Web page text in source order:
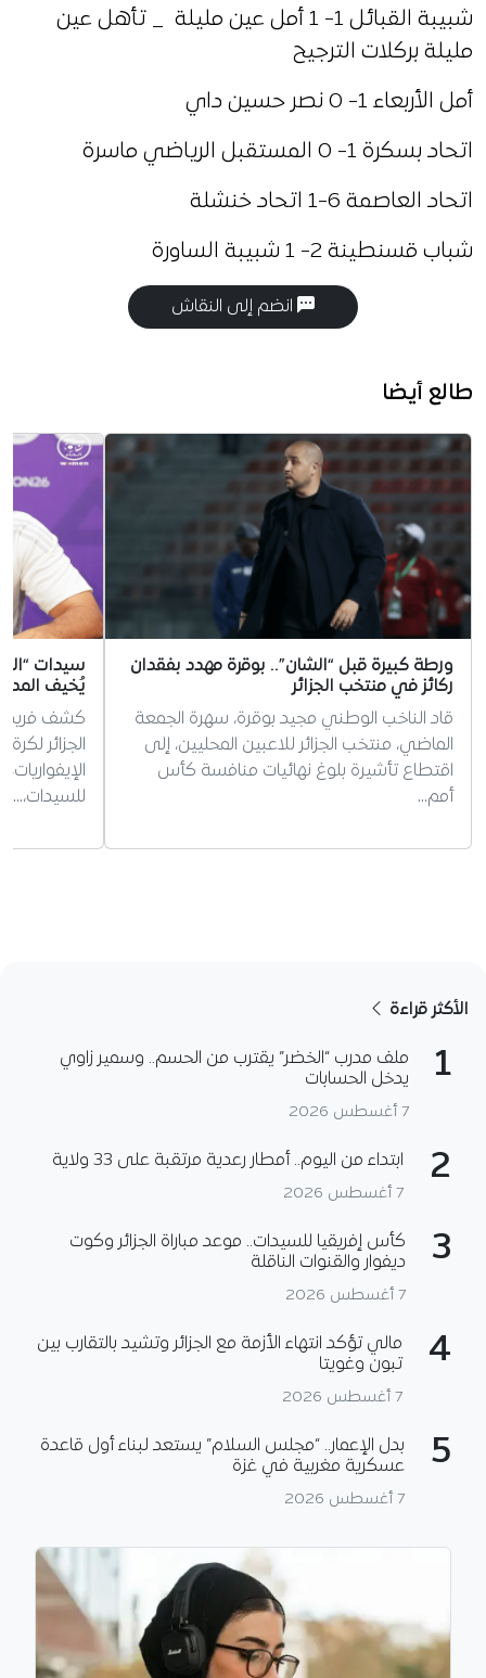
شبيبة القبائل 1- 1 أمل عين مليلة _ تأهل عين
مليلة بركلات الترجيح
أمل الأربعاء 1- 0 نصر حسين داي
اتحاد بسكرة 1- 0 المستقبل الرياضي ماسرة
اتحاد العاصمة 6-1 اتحاد خنشلة
شباب قسنطينة 2- 1 شبيبة الساورة
انضم إلى النقاش
طالع أيضا
ورطة كبيرة قبل “الشان”.. بوقرة مهدد بفقدان
ركائز في منتخب الجزائر
قاد الناخب الوطني مجيد بوقرة، سهرة الجمعة
الماضي، منتخب الجزائر للاعبين المحليين، إلى
اقتطاع تأشيرة بلوغ نهائيات منافسة كأس
أمم…
سيدات
يُخيف
كشف فريد
الجزائر
للسيدات،…
الأكثر قراءة
1
ملف مدرب “الخضر” يقترب من الحسم.. وسمير زاوي
يدخل الحسابات
7 أغسطس 2026
2 ابتداء من اليوم.. أمطار رعدية مرتقبة على 33 ولاية
7 أغسطس 2026
3
كأس إفريقيا للسيدات.. موعد مباراة الجزائر وكوت
ديفوار والقنوات الناقلة
7 أغسطس 2026
4
مالي تؤكد انتهاء الأزمة مع الجزائر وتشيد بالتقارب بين
تبون وغويتا
7 أغسطس 2026
5
بدل الإعمار.. “مجلس السلام” يستعد لبناء أول قاعدة
عسكرية مغربية في غزة
7 أغسطس 2026